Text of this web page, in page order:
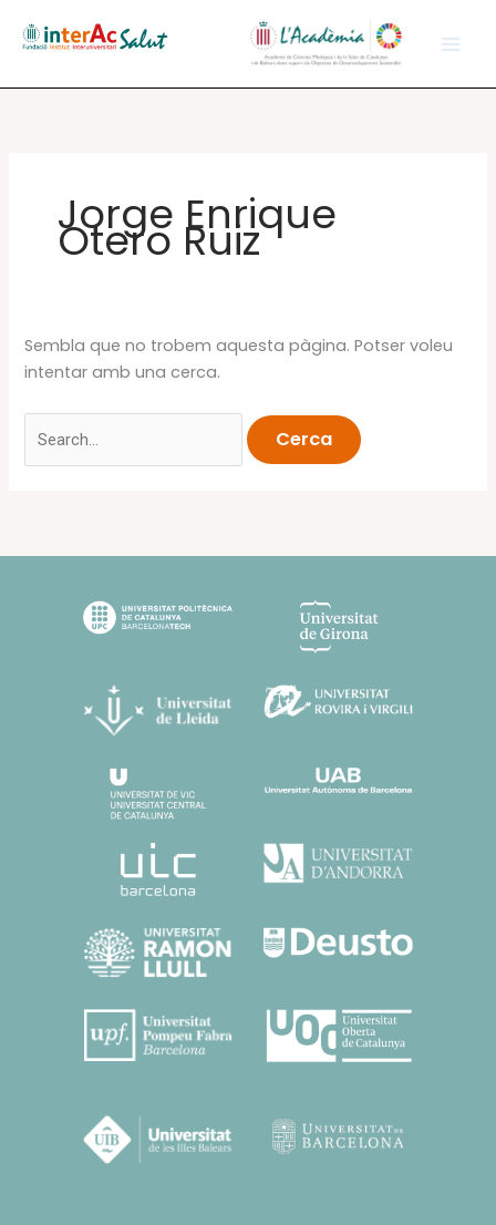
Jorge Enrique
Otero Ruiz
Sembla que no trobem aquesta pàgina. Potser voleu
intentar amb una cerca.